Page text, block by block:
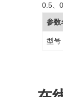
0.5、
参数
型号